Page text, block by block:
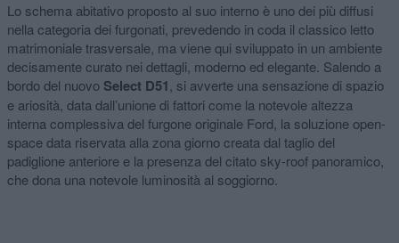
Lo schema abitativo proposto al suo interno è uno dei più diffusi
nella categoria dei furgonati, prevedendo in coda il classico letto
matrimoniale trasversale, ma viene qui sviluppato in un ambiente
decisamente curato nei dettagli, moderno ed elegante. Salendo a
bordo del nuovo Select D51, si avverte una sensazione di spazio
e ariosità, data dall’unione di fattori come la notevole altezza
interna complessiva del furgone originale Ford, la soluzione open-
space data riservata alla zona giorno creata dal taglio del
padiglione anteriore e la presenza del citato sky-roof panoramico,
che dona una notevole luminosità al soggiorno.